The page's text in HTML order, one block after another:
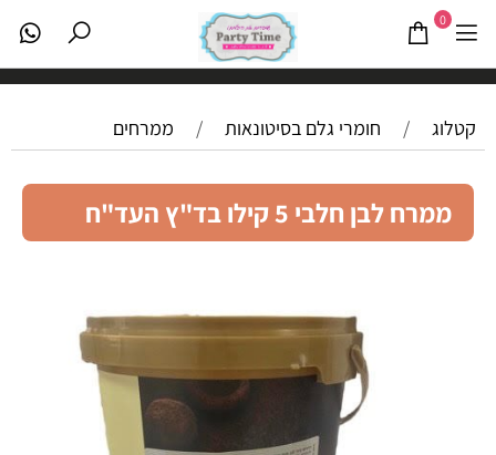
0
קטלוג / חומרי גלם בסיטונאות / ממרחים
ממרח לבן חלבי 5 קילו בד"ץ העד"ח